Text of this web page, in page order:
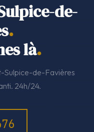
de-
.
là.
Sulpice-de-Favières
24h/24.